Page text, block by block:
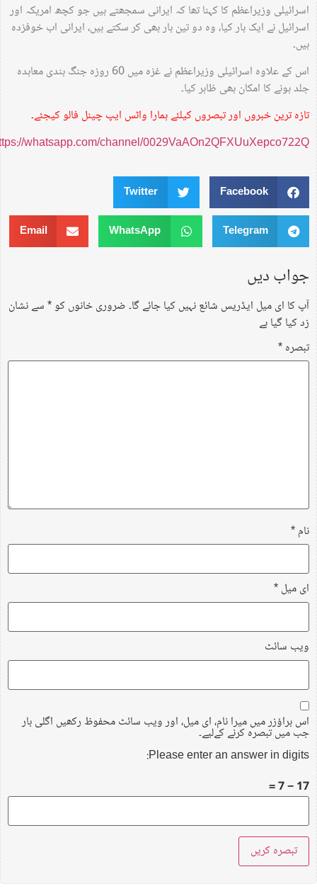
اسرائیلی وزیراعظم کا کہنا تھا کہ ایرانی سمجھتے ہیں جو کچھ امریکہ اور
اسرائیل نے ایک بار کیا، وہ دو تین بار بھی کر سکتے ہیں، ایرانی اب خوفزدہ
ہیں۔
اس کے علاوہ اسرائیلی وزیراعظم نے غزہ میں 60 روزہ جنگ بندی معاہدہ
جلد ہونے کا امکان بھی ظاہر کیا۔
تازہ ترین خبروں اور تبصروں کیلئے ہمارا واٹس ایپ چینل فالو کیجئے۔
https://whatsapp.com/channel/0029VaAOn2QFXUuXepco722Q
Facebook
Twitter
Telegram
WhatsApp
Email
جواب دیں
آپ کا ای میل ایڈریس شائع نہیں کیا جائے گا۔ضروری خانوں کو*سے نشان
زد کیا گیا ہے
تبصرہ*
نام*
ای میل*
ویب‌ سائٹ
اس براؤزر میں میرا نام، ای میل، اور ویب سائٹ محفوظ رکھیں اگلی بار
جب میں تبصرہ کرنے کےلیے۔
Please enter an answer in digits:
17 − 7 =